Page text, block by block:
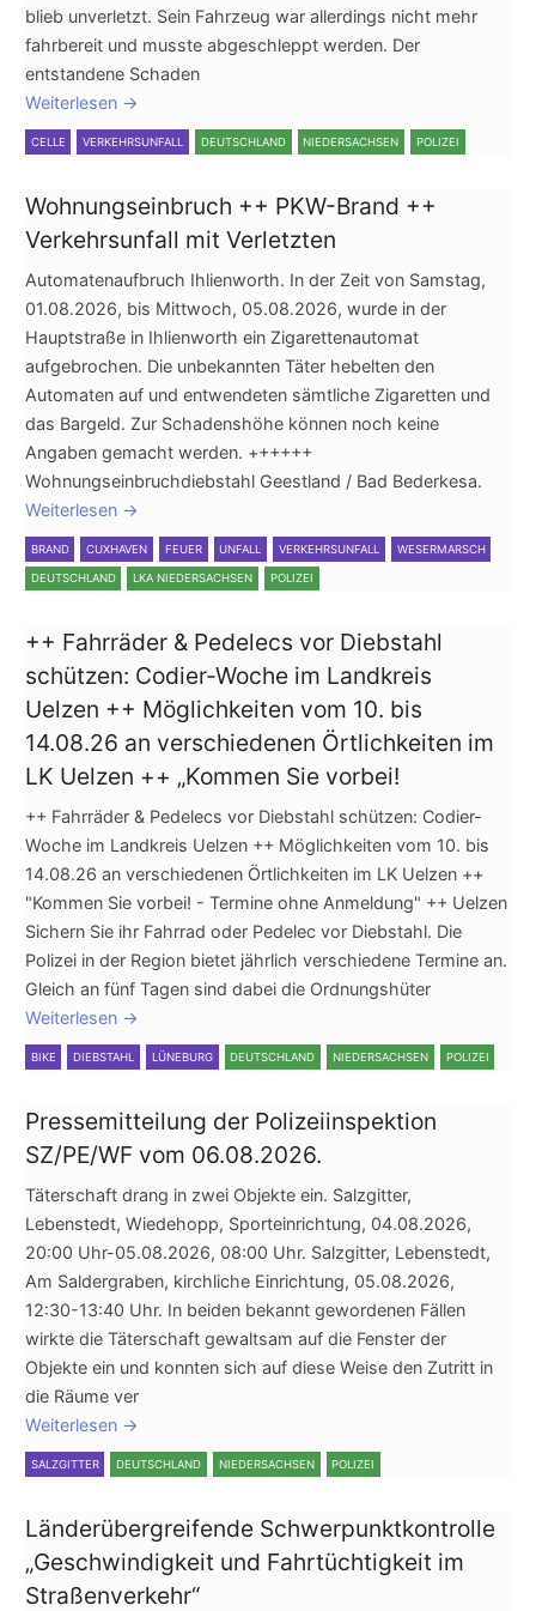
blieb unverletzt. Sein Fahrzeug war allerdings nicht mehr
fahrbereit und musste abgeschleppt werden. Der
entstandene Schaden
Weiterlesen →
CELLE VERKEHRSUNFALL DEUTSCHLAND NIEDERSACHSEN POLIZEI
Wohnungseinbruch ++ PKW-Brand ++
Verkehrsunfall mit Verletzten
Automatenaufbruch Ihlienworth. In der Zeit von Samstag,
01.08.2026, bis Mittwoch, 05.08.2026, wurde in der
Hauptstraße in Ihlienworth ein Zigarettenautomat
aufgebrochen. Die unbekannten Täter hebelten den
Automaten auf und entwendeten sämtliche Zigaretten und
das Bargeld. Zur Schadenshöhe können noch keine
Angaben gemacht werden. ++++++
Wohnungseinbruchdiebstahl Geestland / Bad Bederkesa.
Weiterlesen →
BRAND CUXHAVEN FEUER UNFALL VERKEHRSUNFALL WESERMARSCH
DEUTSCHLAND LKA NIEDERSACHSEN POLIZEI
++ Fahrräder & Pedelecs vor Diebstahl
schützen: Codier-Woche im Landkreis
Uelzen ++ Möglichkeiten vom 10. bis
14.08.26 an verschiedenen Örtlichkeiten im
LK Uelzen ++ „Kommen Sie vorbei!
++ Fahrräder & Pedelecs vor Diebstahl schützen: Codier-
Woche im Landkreis Uelzen ++ Möglichkeiten vom 10. bis
14.08.26 an verschiedenen Örtlichkeiten im LK Uelzen ++
"Kommen Sie vorbei! - Termine ohne Anmeldung" ++ Uelzen
Sichern Sie ihr Fahrrad oder Pedelec vor Diebstahl. Die
Polizei in der Region bietet jährlich verschiedene Termine an.
Gleich an fünf Tagen sind dabei die Ordnungshüter
Weiterlesen →
BIKE DIEBSTAHL LÜNEBURG DEUTSCHLAND NIEDERSACHSEN POLIZEI
Pressemitteilung der Polizeiinspektion
SZ/PE/WF vom 06.08.2026.
Täterschaft drang in zwei Objekte ein. Salzgitter,
Lebenstedt, Wiedehopp, Sporteinrichtung, 04.08.2026,
20:00 Uhr-05.08.2026, 08:00 Uhr. Salzgitter, Lebenstedt,
Am Saldergraben, kirchliche Einrichtung, 05.08.2026,
12:30-13:40 Uhr. In beiden bekannt gewordenen Fällen
wirkte die Täterschaft gewaltsam auf die Fenster der
Objekte ein und konnten sich auf diese Weise den Zutritt in
die Räume ver
Weiterlesen →
SALZGITTER DEUTSCHLAND NIEDERSACHSEN POLIZEI
Länderübergreifende Schwerpunktkontrolle
„Geschwindigkeit und Fahrtüchtigkeit im
Straßenverkehr“